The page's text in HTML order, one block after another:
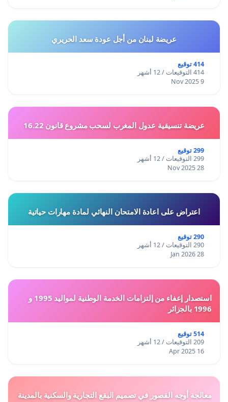
عريضة لبنان من أجل عودة سعد الحريري
414 توقيع
414 التوقيعات / 12 أشهر
9 Nov 2025
عريضة تنسيقية عدول المغرب لسحب مشروع قانون 16.22
299 توقيع
299 التوقيعات / 12 أشهر
28 Nov 2025
اعتراض على اعادة الامتحان النهائي لمادة مهارات حياتية
290 توقيع
290 التوقيعات / 12 أشهر
28 Jan 2026
استصدار إعفاء من إلتزامات الخدمة الوطنية لمواليد 1995 و
1996 بالجزائر
514 توقيع
209 التوقيعات / 12 أشهر
16 Apr 2025
معالجة أوجه القصور في تصميم البقع التجارية والسكنية بالمدينة